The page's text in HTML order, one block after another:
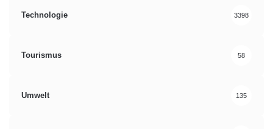
Technologie 3398
Tourismus 58
Umwelt 135